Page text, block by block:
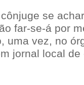
se
far-se-á por
uma vez, no
jornal local